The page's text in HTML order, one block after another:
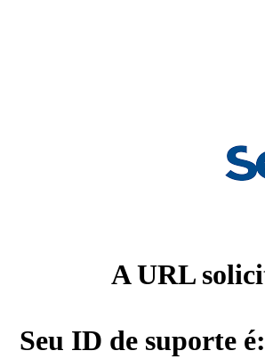
A URL
Seu ID de suporte